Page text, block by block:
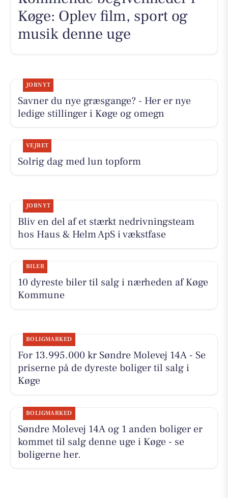
Køge: Oplev film, sport og
musik denne uge
JOBNYT
Savner du nye græsgange? - Her er nye
ledige stillinger i Køge og omegn
VEJRET
Solrig dag med lun topform
JOBNYT
Bliv en del af et stærkt nedrivningsteam
hos Haus & Helm ApS i vækstfase
BILER
10 dyreste biler til salg i nærheden af Køge
Kommune
BOLIGMARKED
For 13.995.000 kr Søndre Molevej 14A - Se
priserne på de dyreste boliger til salg i
Køge
BOLIGMARKED
Søndre Molevej 14A og 1 anden boliger er
kommet til salg denne uge i Køge - se
boligerne her.